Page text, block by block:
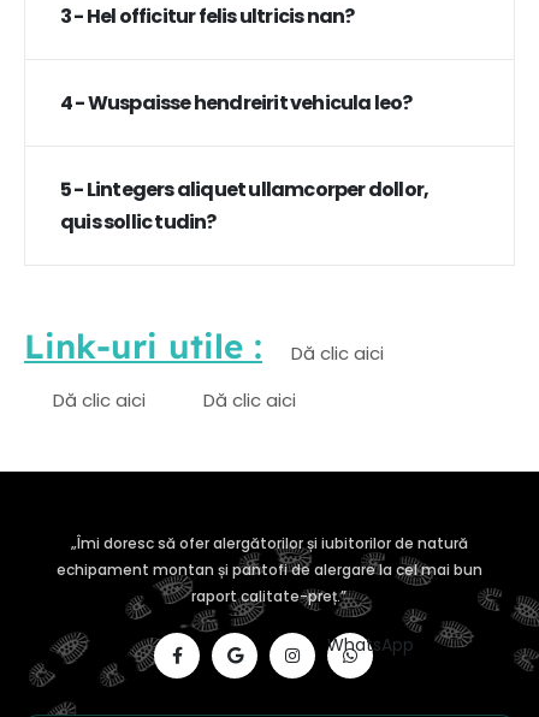
3 - Hel officitur felis ultricis nan?
4 - Wuspaisse hendreirit vehicula leo?
5 - Lintegers aliquet ullamcorper dollor,
quis sollic tudin?
Link-uri utile :
Dă clic aici
Dă clic aici
Dă clic aici
„Îmi doresc să ofer alergătorilor și iubitorilor de natură
echipament montan și pantofi de alergare la cel mai bun
raport calitate-preț.”
WhatsApp